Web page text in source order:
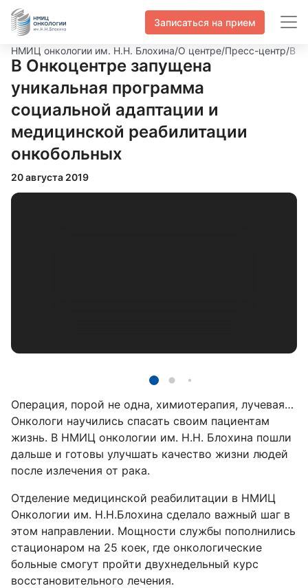
Записаться на прием
НМИЦ онкологии им. Н.Н. Блохина/О центре/Пресс-центр/В
В Онкоцентре запущена
уникальная программа
социальной адаптации и
медицинской реабилитации
онкобольных
20 августа 2019
Операция, порой не одна, химиотерапия, лучевая…
Онкологи научились спасать своим пациентам
жизнь. В НМИЦ онкологии им. Н.Н. Блохина пошли
дальше и готовы улучшать качество жизни людей
после излечения от рака.
Отделение медицинской реабилитации в НМИЦ
Онкологии им. Н.Н.Блохина сделало важный шаг в
этом направлении. Мощности службы пополнились
стационаром на 25 коек, где онкологические
больные смогут пройти двухнедельный курс
восстановительного лечения.